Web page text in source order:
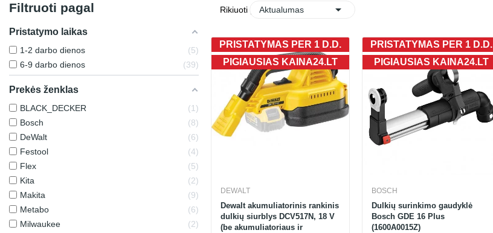
Filtruoti pagal
Pristatymo laikas
1-2 darbo dienos
5
6-9 darbo dienos
39
Prekės ženklas
BLACK_DECKER
1
Bosch
8
DeWalt
6
Festool
4
Flex
5
Kita
2
Makita
9
Metabo
6
Milwaukee
2
Rikiuoti pagal:Aktualumas 
PIGIAUSIAS KAINA24.LT
PRISTATYMAS PER 1 D.D.
DEWALT
Dewalt akumuliatorinis rankinis
dulkių siurblys DCV517N, 18 V
(be akumuliatoriaus ir
PIGIAUSIAS KAINA24.LT
PRISTATYMAS PER 1 D.D.
BOSCH
Dulkių surinkimo gaudyklė
Bosch GDE 16 Plus
(1600A0015Z)